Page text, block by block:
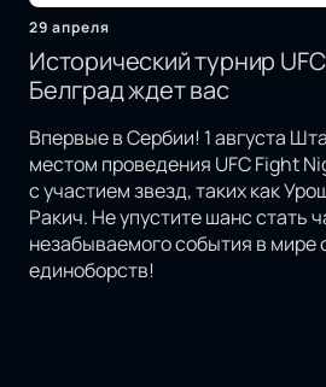
29 апреля
Исторический турнир
Белград ждет вас
Впервые в Сербии! 1 августа
местом проведения UFC Fight
с участием звезд, таких как
Ракич. Не упустите шанс стать
незабываемого события в
единоборств!